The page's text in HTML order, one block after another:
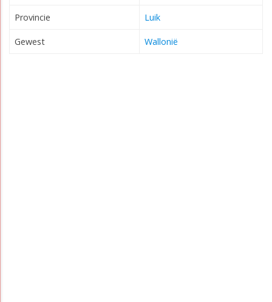
Provincie Luik
Gewest Wallonië